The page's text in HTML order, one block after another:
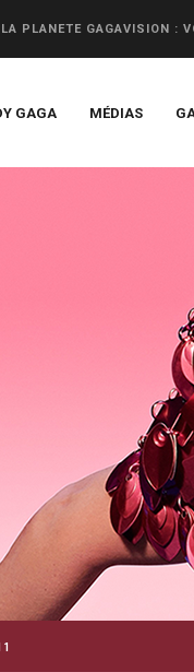
PLANETE GAGAVISION :
GAGA MÉDIAS